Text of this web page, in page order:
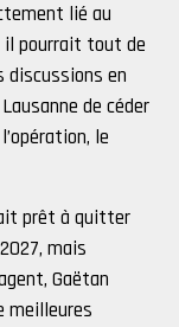
lié au
il pourrait tout de
discussions en
de céder
le
prêt à quitter
mais
Gaëtan
meilleures